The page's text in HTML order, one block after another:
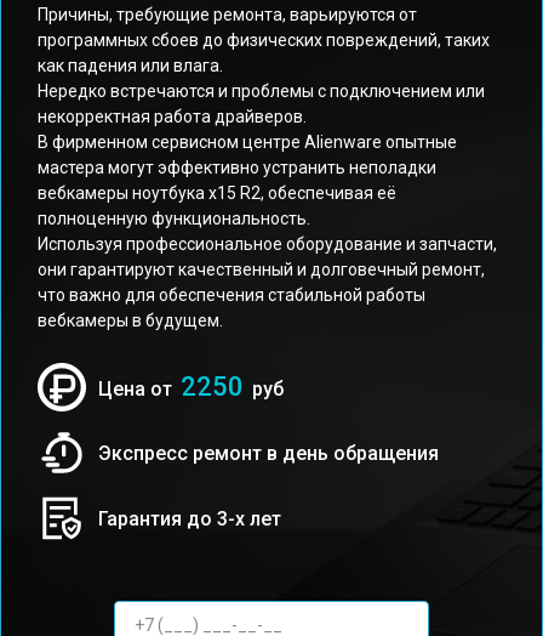
Причины, требующие ремонта, варьируются от
программных сбоев до физических повреждений, таких
как падения или влага.
Нередко встречаются и проблемы с подключением или
некорректная работа драйверов.
В фирменном сервисном центре Alienware опытные
мастера могут эффективно устранить неполадки
вебкамеры ноутбука x15 R2, обеспечивая её
полноценную функциональность.
Используя профессиональное оборудование и запчасти,
они гарантируют качественный и долговечный ремонт,
что важно для обеспечения стабильной работы
вебкамеры в будущем.
Цена от 2250 руб
Экспресс ремонт в день обращения
Гарантия до 3-х лет